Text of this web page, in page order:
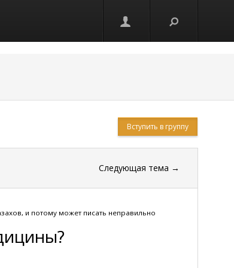
Вступить в группу
Следующая тема →
и потому может писать неправильно